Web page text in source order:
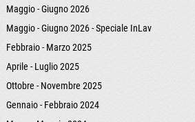
Maggio - Giugno 2026
Maggio - Giugno 2026 - Speciale InLav
Febbraio - Marzo 2025
Aprile - Luglio 2025
Ottobre - Novembre 2025
Gennaio - Febbraio 2024